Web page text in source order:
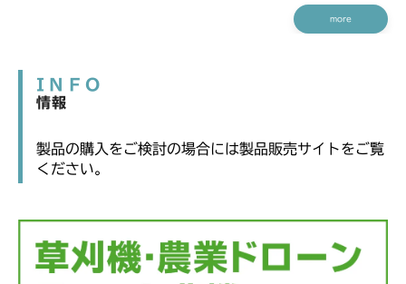
more
INFO
情報
製品の購入をご検討の場合には製品販売サイトをご覧
ください。